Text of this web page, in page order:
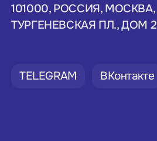
101000, РОССИЯ, МОСКВА,
ТУРГЕНЕВСКАЯ ПЛ., ДОМ 2
TELEGRAM ВКонтакте